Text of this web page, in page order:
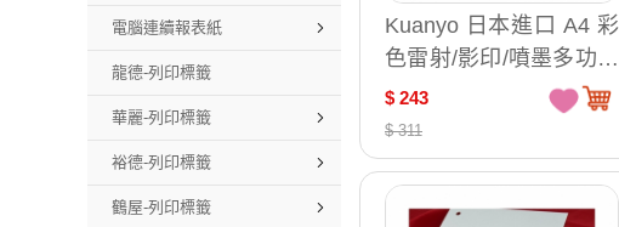
電腦連續報表紙
龍德-列印標籤
華麗-列印標籤
裕德-列印標籤
鶴屋-列印標籤
Kuanyo 日本進口 A4 彩
色雷射/影印/噴墨多功能
紙 80gsm 500張 /包 AS
80
$ 243
$ 311